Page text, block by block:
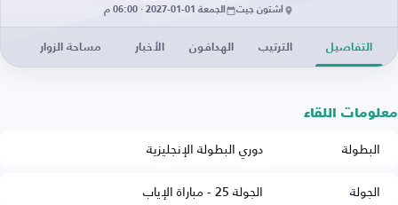
أشتون جيت الجمعة 01-01-2027 · 06:00 م
التفاصيل الترتيب الهدافون الأخبار مساحة الزوار
معلومات اللقاء
البطولة
دوري البطولة الإنجليزية
الجولة
الجولة 25 - مباراة الإياب